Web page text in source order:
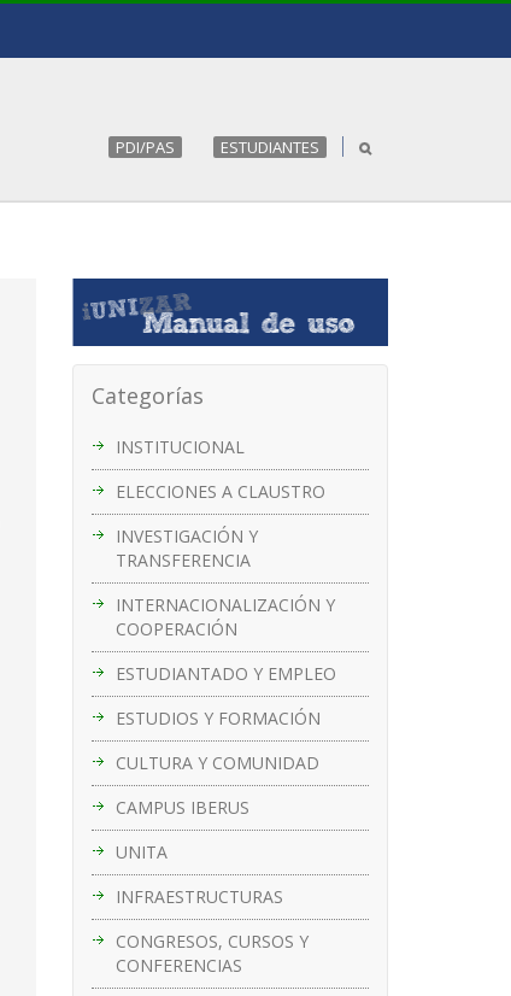
PDI/PAS ESTUDIANTES
Categorías
INSTITUCIONAL
ELECCIONES A CLAUSTRO
INVESTIGACIÓN Y
TRANSFERENCIA
INTERNACIONALIZACIÓN Y
COOPERACIÓN
ESTUDIANTADO Y EMPLEO
ESTUDIOS Y FORMACIÓN
CULTURA Y COMUNIDAD
CAMPUS IBERUS
UNITA
INFRAESTRUCTURAS
CONGRESOS, CURSOS Y
CONFERENCIAS